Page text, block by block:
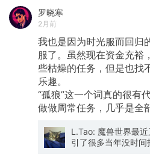
罗晓寒
2月前
我也是因为时光服而回归
服了。虽然现在资金充裕
些枯燥的任务，但是也找
乐趣。
“孤狼”这一个词真的很有
做做周常任务，几乎是全
L.Tao: 魔兽世界最
引了很多当年没时间打团本